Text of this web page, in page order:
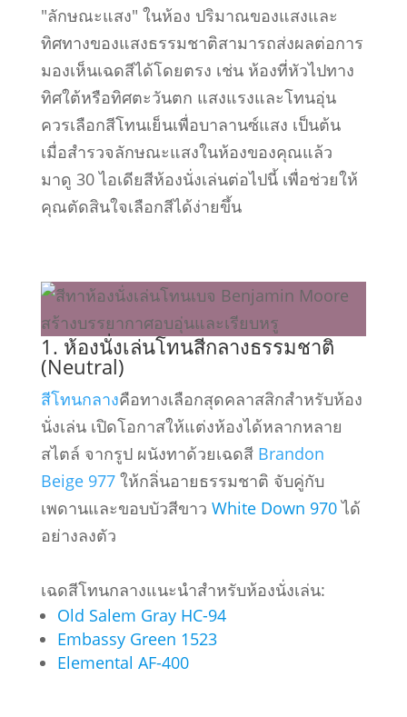
"ลักษณะแสง" ในห้อง ปริมาณของแสงและ
ทิศทางของแสงธรรมชาติสามารถส่งผลต่อการ
มองเห็นเฉดสีได้โดยตรง เช่น ห้องที่หัวไปทาง
ทิศใต้หรือทิศตะวันตก แสงแรงและโทนอุ่น
ควรเลือกสีโทนเย็นเพื่อบาลานซ์แสง เป็นต้น
เมื่อสำรวจลักษณะแสงในห้องของคุณแล้ว
มาดู 30 ไอเดียสีห้องนั่งเล่นต่อไปนี้ เพื่อช่วยให้
คุณตัดสินใจเลือกสีได้ง่ายขึ้น
1. ห้องนั่งเล่นโทนสีกลางธรรมชาติ
(Neutral)
สีโทนกลางคือทางเลือกสุดคลาสสิกสำหรับห้อง
นั่งเล่น เปิดโอกาสให้แต่งห้องได้หลากหลาย
สไตล์ จากรูป ผนังทาด้วยเฉดสี Brandon
Beige 977ให้กลิ่นอายธรรมชาติ จับคู่กับ
เพดานและขอบบัวสีขาว White Down 970ได้
อย่างลงตัว
เฉดสีโทนกลางแนะนำสำหรับห้องนั่งเล่น:
Old Salem Gray HC-94
Embassy Green 1523
Elemental AF-400